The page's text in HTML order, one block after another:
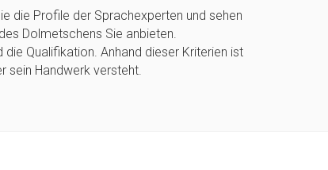
die Profile der Sprachexperten und sehen
Dolmetschens Sie anbieten.
Qualifikation. Anhand dieser Kriterien ist
sein Handwerk versteht.